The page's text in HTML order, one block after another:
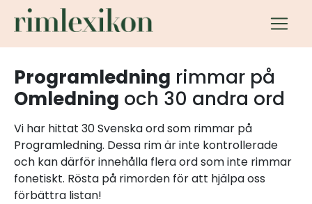
Programledning rimmar på
Omledning och 30 andra ord
Vi har hittat 30 Svenska ord som rimmar på
Programledning. Dessa rim är inte kontrollerade
och kan därför innehålla flera ord som inte rimmar
fonetiskt. Rösta på rimorden för att hjälpa oss
förbättra listan!